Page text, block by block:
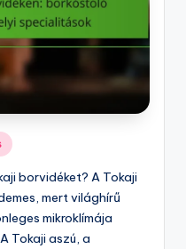
borvidéket? A Tokaji
mert világhírű
mikroklímája
Tokaji aszú, a